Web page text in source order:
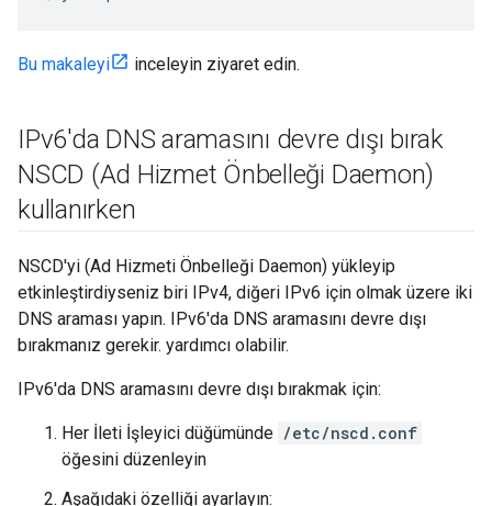
Bu makaleyi inceleyin ziyaret edin.
IPv6'da DNS aramasını devre dışı bırak
NSCD (Ad Hizmet Önbelleği Daemon)
kullanırken
NSCD'yi (Ad Hizmeti Önbelleği Daemon) yükleyip
etkinleştirdiyseniz biri IPv4, diğeri IPv6 için olmak üzere iki
DNS araması yapın. IPv6'da DNS aramasını devre dışı
bırakmanız gerekir. yardımcı olabilir.
IPv6'da DNS aramasını devre dışı bırakmak için:
Her İleti İşleyici düğümünde /etc/nscd.conf
öğesini düzenleyin
Aşağıdaki özelliği ayarlayın: